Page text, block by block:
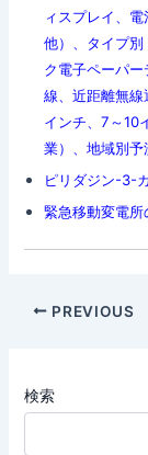
ィスプレイ、
他）、タイプ別
ク電子ペーパ
線、近距離無
インチ、7～10
業）、地域別
ピリダジン-3-
緊急移動変電
Post
PREVIOUS
検索